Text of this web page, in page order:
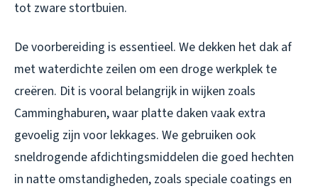
tot zware stortbuien.
De voorbereiding is essentieel. We dekken het dak af
met waterdichte zeilen om een droge werkplek te
creëren. Dit is vooral belangrijk in wijken zoals
Camminghaburen, waar platte daken vaak extra
gevoelig zijn voor lekkages. We gebruiken ook
sneldrogende afdichtingsmiddelen die goed hechten
in natte omstandigheden, zoals speciale coatings en